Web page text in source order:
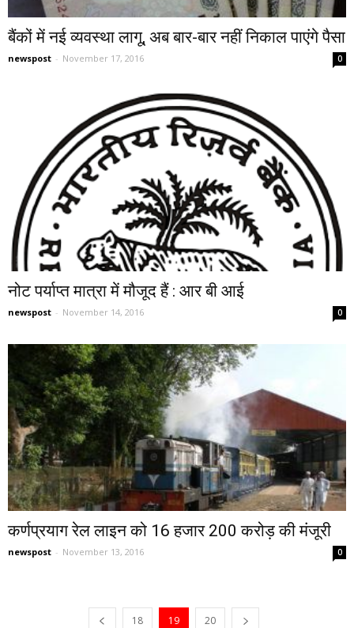
बैंकों में नई व्‍यवस्‍था लागू, अब बार-बार नहीं निकाल पाएंगे पैसा
newspost - November 17, 2016 0
नोट पर्याप्त मात्रा में मौजूद हैं : आर बी आई
newspost - November 14, 2016 0
कर्णप्रयाग रेल लाइन को 16 हजार 200 करोड़ की मंजूरी
newspost - November 13, 2016 0
18 19 20